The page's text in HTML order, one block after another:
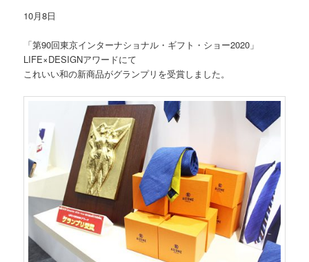
10月8日
「第90回東京インターナショナル・ギフト・ショー2020」
LIFE×DESIGNアワードにて
これいい和の新商品がグランプリを受賞しました。